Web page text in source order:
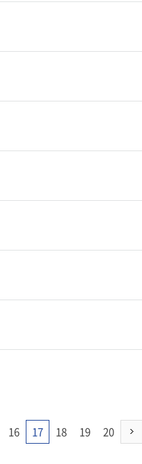
16 17 18 19 20